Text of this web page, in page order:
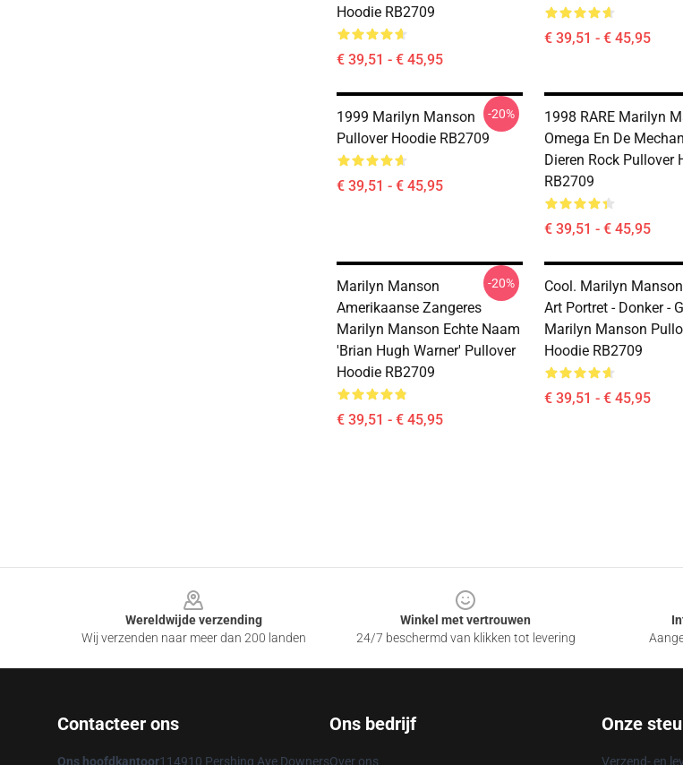
Hoodie RB2709
€ 39,51 - € 45,95
€ 39,51 - € 45,95
1999 Marilyn Manson
Pullover Hoodie RB2709
€ 39,51 - € 45,95
-20%
1998 RARE Marilyn
Omega En De
Dieren Rock Pullover
RB2709
€ 39,51 - € 45,95
Marilyn Manson
Amerikaanse Zangeres
Marilyn Manson Echte Naam
'Brian Hugh Warner' Pullover
Hoodie RB2709
€ 39,51 - € 45,95
-20%
Cool. Marilyn
Art Portret - Donker -
Marilyn Manson
Hoodie RB2709
€ 39,51 - € 45,95
Wereldwijde verzending
Wij verzenden naar meer dan 200 landen
Winkel met vertrouwen
24/7 beschermd van klikken tot levering
Contacteer ons
Ons hoofdkantoor114910 Pershing Ave Downers
Ons bedrijf
Over ons
Onze
Verzend- en